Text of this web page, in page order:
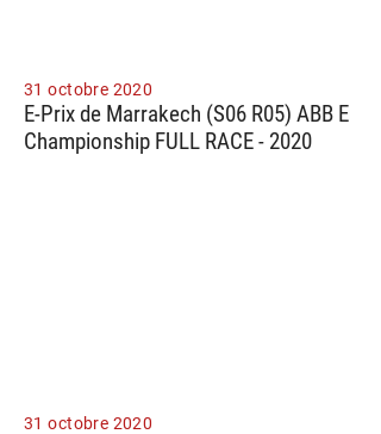
31 octobre 2020
E-Prix de Marrakech (S06 R05) ABB E
Championship FULL RACE - 2020
31 octobre 2020